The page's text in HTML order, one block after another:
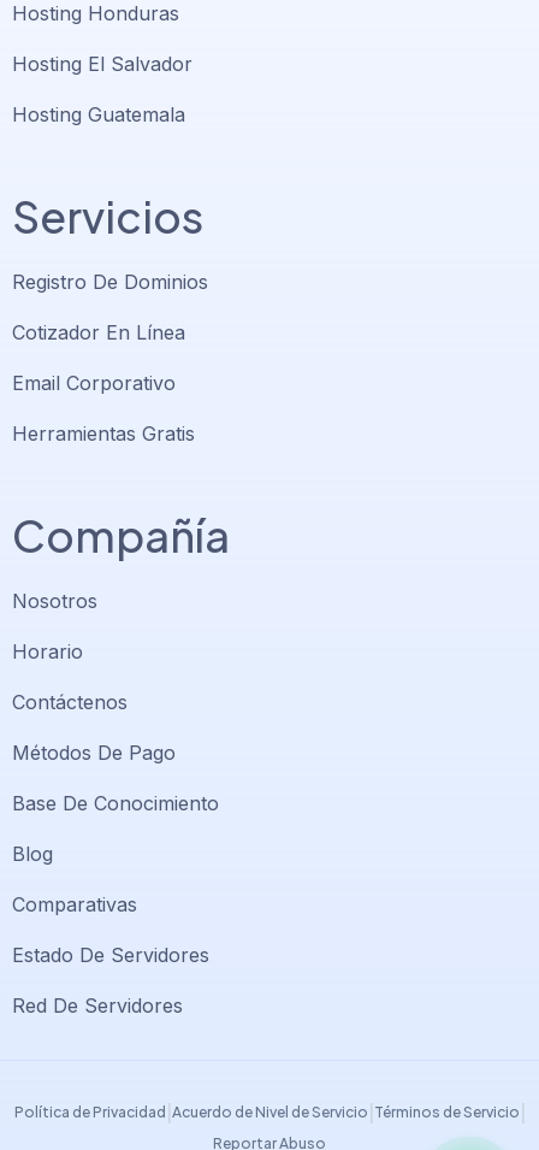
Hosting Honduras
Hosting El Salvador
Hosting Guatemala
Servicios
Registro De Dominios
Cotizador En Línea
Email Corporativo
Herramientas Gratis
Compañía
Nosotros
Horario
Contáctenos
Métodos De Pago
Base De Conocimiento
Blog
Comparativas
Estado De Servidores
Red De Servidores
Política de Privacidad Acuerdo de Nivel de Servicio Términos de Servicio
Reportar Abuso